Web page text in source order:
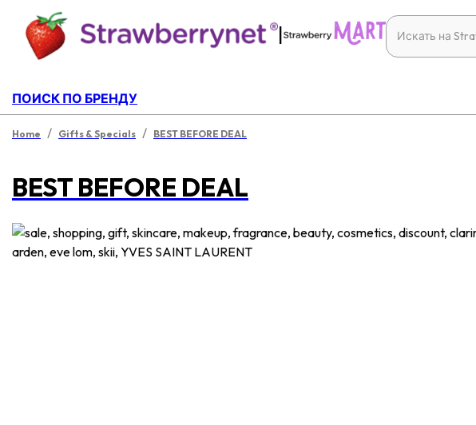
|
ПОИСК ПО БРЕНДУ
Home / Gifts & Specials / BEST BEFORE DEAL
BEST BEFORE DEAL